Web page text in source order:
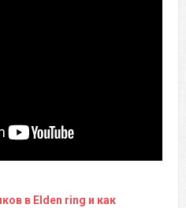
в Elden ring и как